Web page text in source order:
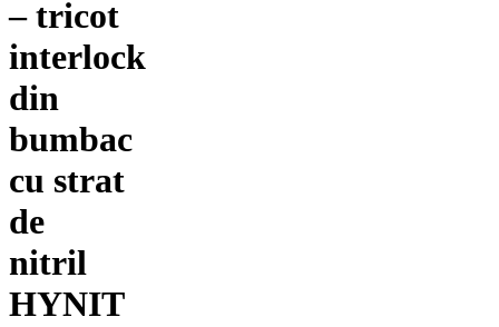
– tricot
interlock
din
bumbac
cu strat
de
nitril
HYNIT